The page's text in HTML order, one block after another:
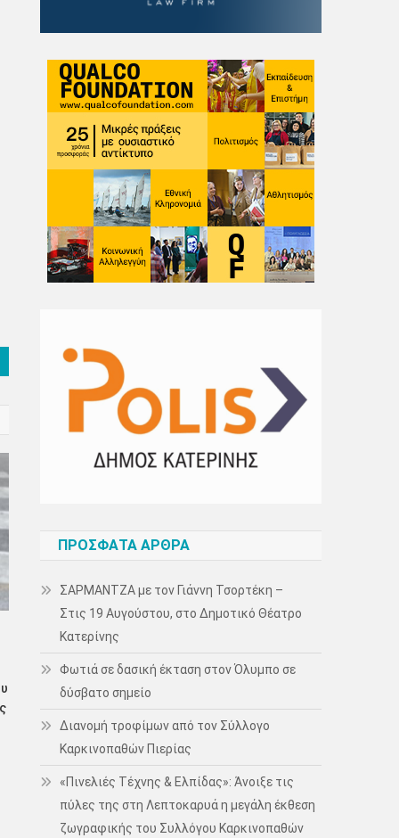
ΠΡΌΣΦΑΤΑ ΆΡΘΡΑ
ΣΑΡΜΑΝΤΖΑ με τον Γιάννη Τσορτέκη –
Στις 19 Αυγούστου, στο Δημοτικό Θέατρο
Κατερίνης
Φωτιά σε δασική έκταση στον Όλυμπο σε
δύσβατο σημείο
Διανομή τροφίμων από τον Σύλλογο
Καρκινοπαθών Πιερίας
«Πινελιές Τέχνης & Ελπίδας»: Άνοιξε τις
πύλες της στη Λεπτοκαρυά η μεγάλη έκθεση
ζωγραφικής του Συλλόγου Καρκινοπαθών